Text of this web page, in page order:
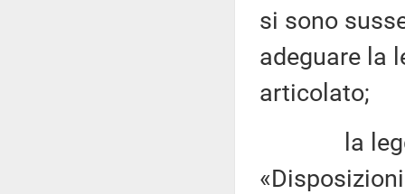
si sono
adeguare la
articolato;
la legge 9